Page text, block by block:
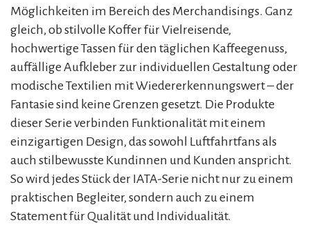
Möglichkeiten im Bereich des Merchandisings. Ganz
gleich, ob stilvolle Koffer für Vielreisende,
hochwertige Tassen für den täglichen Kaffeegenuss,
auffällige Aufkleber zur individuellen Gestaltung oder
modische Textilien mit Wiedererkennungswert – der
Fantasie sind keine Grenzen gesetzt. Die Produkte
dieser Serie verbinden Funktionalität mit einem
einzigartigen Design, das sowohl Luftfahrtfans als
auch stilbewusste Kundinnen und Kunden anspricht.
So wird jedes Stück der IATA-Serie nicht nur zu einem
praktischen Begleiter, sondern auch zu einem
Statement für Qualität und Individualität.